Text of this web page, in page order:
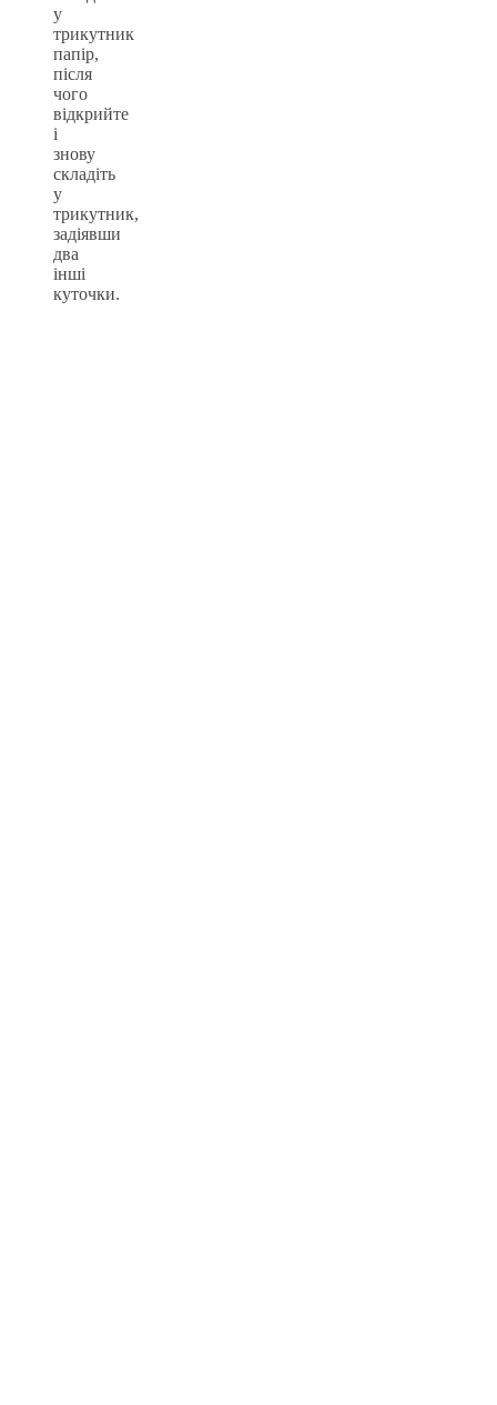
у
трикутник
папір,
після
чого
відкрийте
і
знову
складіть
у
трикутник,
задіявши
два
інші
куточки.